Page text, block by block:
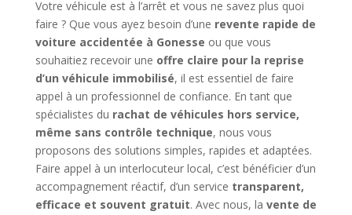
Votre véhicule est à l’arrêt et vous ne savez plus quoi
faire ? Que vous ayez besoin d’une revente rapide de
voiture accidentée à Gonesse ou que vous
souhaitiez recevoir une offre claire pour la reprise
d’un véhicule immobilisé, il est essentiel de faire
appel à un professionnel de confiance. En tant que
spécialistes du rachat de véhicules hors service,
même sans contrôle technique, nous vous
proposons des solutions simples, rapides et adaptées.
Faire appel à un interlocuteur local, c’est bénéficier d’un
accompagnement réactif, d’un service transparent,
efficace et souvent gratuit. Avec nous, la vente de